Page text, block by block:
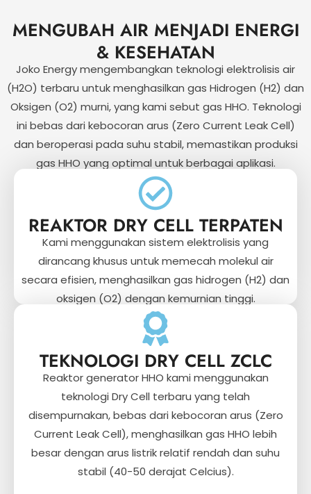
MENGUBAH AIR MENJADI ENERGI
& KESEHATAN
Joko Energy mengembangkan teknologi elektrolisis air
(H2O) terbaru untuk menghasilkan gas Hidrogen (H2) dan
Oksigen (O2) murni, yang kami sebut gas HHO. Teknologi
ini bebas dari kebocoran arus (Zero Current Leak Cell)
dan beroperasi pada suhu stabil, memastikan produksi
gas HHO yang optimal untuk berbagai aplikasi.
REAKTOR DRY CELL TERPATEN
Kami menggunakan sistem elektrolisis yang
dirancang khusus untuk memecah molekul air
secara efisien, menghasilkan gas hidrogen (H2) dan
oksigen (O2) dengan kemurnian tinggi.
TEKNOLOGI DRY CELL ZCLC
Reaktor generator HHO kami menggunakan
teknologi Dry Cell terbaru yang telah
disempurnakan, bebas dari kebocoran arus (Zero
Current Leak Cell), menghasilkan gas HHO lebih
besar dengan arus listrik relatif rendah dan suhu
stabil (40-50 derajat Celcius).